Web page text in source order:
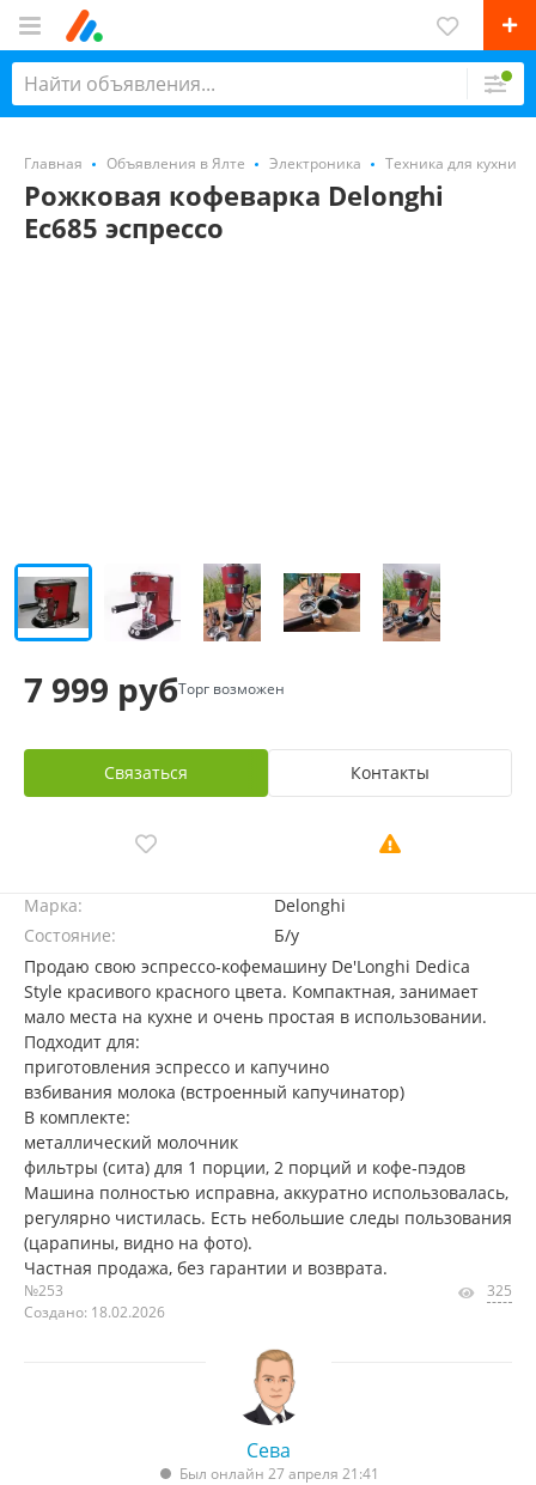
Главная Объявления в Ялте Электроника Техника для кухни
Рожковая кофеварка Delonghi
Ec685 эспрессо
7 999 рубТорг возможен
Связаться Контакты
Марка:
Delonghi
Состояние:
Б/у
Продаю свою эспрессо‑кофемашину De'Longhi Dedica
Style красивого красного цвета. Компактная, занимает
мало места на кухне и очень простая в использовании.
Подходит для:
приготовления эспрессо и капучино
взбивания молока (встроенный капучинатор)
В комплекте:
металлический молочник
фильтры (сита) для 1 порции, 2 порций и кофе‑пэдов
Машина полностью исправна, аккуратно использовалась,
регулярно чистилась. Есть небольшие следы пользования
(царапины, видно на фото).
Частная продажа, без гарантии и возврата.
№253
Создано: 18.02.2026
325
Сева
Был онлайн 27 апреля 21:41